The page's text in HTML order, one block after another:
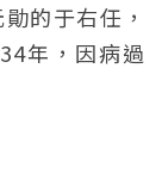
的于右任，
年，因病過